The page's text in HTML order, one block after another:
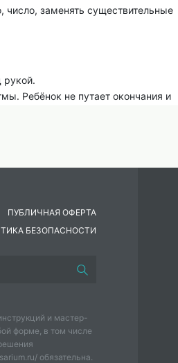
заменять существительные
рукой.
Ребёнок не путает окончания и
ПУБЛИЧНАЯ ОФЕРТА
БЕЗОПАСНОСТИ
и мастер-
форме, в том числе
обязательна.